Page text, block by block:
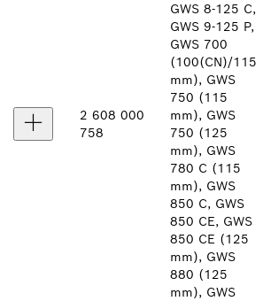
2 608 000
758
GWS 8-125 C,
GWS 9-125 P,
GWS 700
(100(CN)/115
mm), GWS
750 (115
mm), GWS
750 (125
mm), GWS
780 C (115
mm), GWS
850 C, GWS
850 CE, GWS
850 CE (125
mm), GWS
880 (125
mm), GWS